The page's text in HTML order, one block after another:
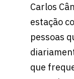
Carlos
estação
pessoas
que